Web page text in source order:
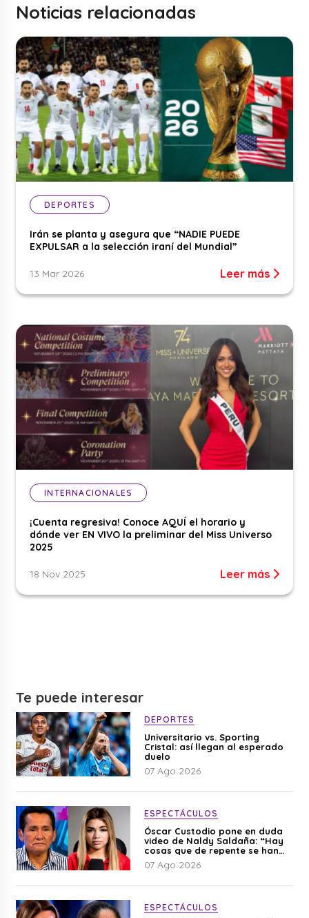
Noticias relacionadas
DEPORTES
Irán se planta y asegura que “NADIE PUEDE
EXPULSAR a la selección iraní del Mundial”
13 Mar 2026 Leer más
INTERNACIONALES
¡Cuenta regresiva! Conoce AQUÍ el horario y
dónde ver EN VIVO la preliminar del Miss Universo
2025
18 Nov 2025 Leer más
Te puede interesar
DEPORTES
Universitario vs. Sporting
Cristal: así llegan al esperado
duelo
07 Ago 2026
ESPECTÁCULOS
Óscar Custodio pone en duda
video de Naldy Saldaña: “Hay
cosas que de repente se han
editado”
07 Ago 2026
ESPECTÁCULOS